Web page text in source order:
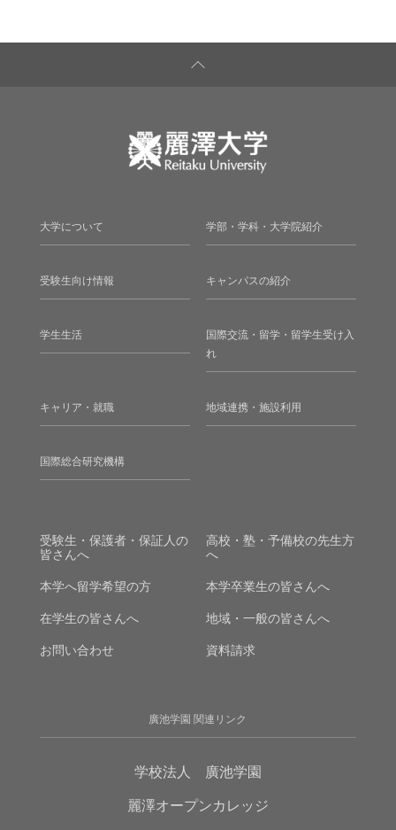
大学について 学部・学科・大学院紹介
受験生向け情報 キャンパスの紹介
学生生活
国際交流・留学・留学生受け入
れ
キャリア・就職 地域連携・施設利用
国際総合研究機構
受験生・保護者・保証人の
皆さんへ
高校・塾・予備校の先生方
へ
本学へ留学希望の方 本学卒業生の皆さんへ
在学生の皆さんへ 地域・一般の皆さんへ
お問い合わせ 資料請求
廣池学園 関連リンク
学校法人 廣池学園
麗澤オープンカレッジ